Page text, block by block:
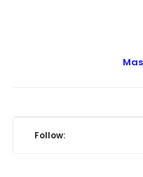
Follow: